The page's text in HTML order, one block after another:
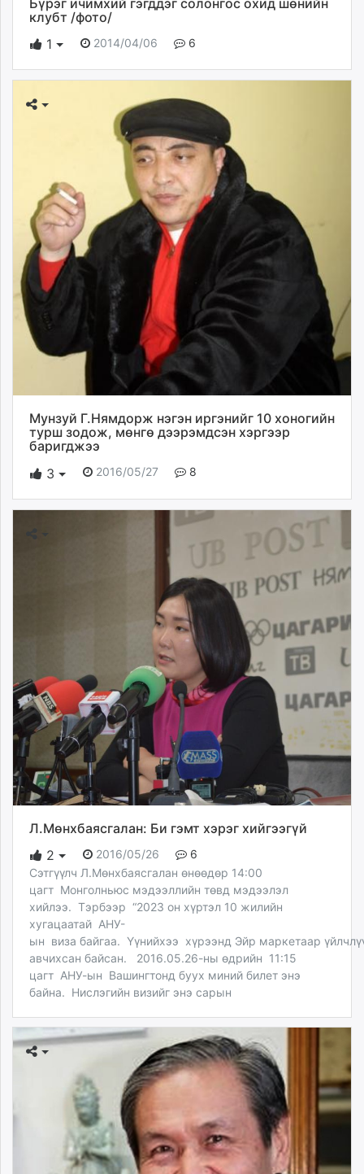
клубт /фото/
1
2014/04/06 6
Мунзуй Г.Нямдорж нэгэн иргэнийг 10 хоногийн
турш зодож, мөнгө дээрэмдсэн хэргээр
баригджээ
3
2016/05/27 8
Л.Мөнхбаясгалан: Би гэмт хэрэг хийгээгүй
2
2016/05/26
6
Сэтгүүлч Л.Мөнхбаясгалан өнөөдөр 14:00
цагт Монголньюс мэдээллийн төвд мэдээлэл
хийлээ. Тэрбээр “2023 он хүртэл 10 жилийн
хугацаатай АНУ-
ын виза байгаа. Үүнийхээ хүрээнд Эйр маркетаар
авчихсан байсан. 2016.05.26-ны өдрийн 11:15
цагт АНУ-ын Вашингтонд буух миний билет энэ
байна. Нислэгийн визийг энэ сарын